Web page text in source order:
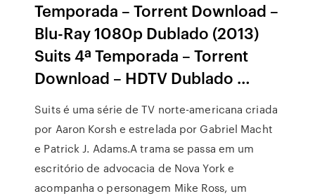
Temporada – Torrent Download –
Blu-Ray 1080p Dublado (2013)
Suits 4ª Temporada – Torrent
Download – HDTV Dublado …
Suits é uma série de TV norte-americana criada
por Aaron Korsh e estrelada por Gabriel Macht
e Patrick J. Adams.A trama se passa em um
escritório de advocacia de Nova York e
acompanha o personagem Mike Ross, um